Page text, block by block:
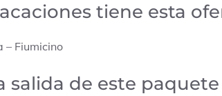
tiene esta
– Fiumicino
salida de este